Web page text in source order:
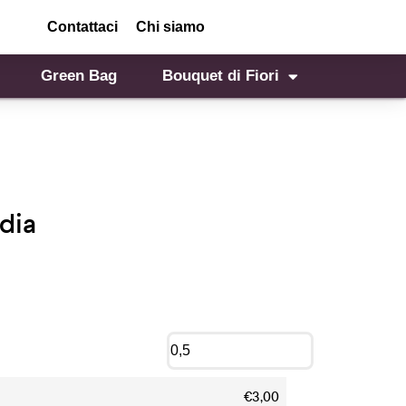
Contattaci Chi siamo
Green Bag Bouquet di Fiori
€3,00